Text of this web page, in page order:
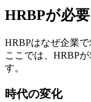
HRBPが必
HRBPはなぜ企業
ここでは、HRBP
す。
時代の変化